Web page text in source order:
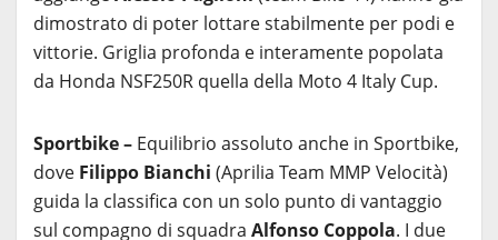
dimostrato di poter lottare stabilmente per podi e
vittorie. Griglia profonda e interamente popolata
da Honda NSF250R quella della Moto 4 Italy Cup.
Sportbike – Equilibrio assoluto anche in Sportbike,
dove Filippo Bianchi (Aprilia Team MMP Velocità)
guida la classifica con un solo punto di vantaggio
sul compagno di squadra Alfonso Coppola. I due